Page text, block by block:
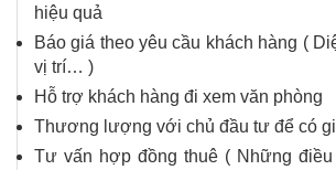
hiệu quả
Báo giá theo yêu cầu khách hàng (
vị trí… )
Hỗ trợ khách hàng đi xem văn phòng
Thương lượng với chủ đầu tư để có
Tư vấn hợp đồng thuê ( Những điều